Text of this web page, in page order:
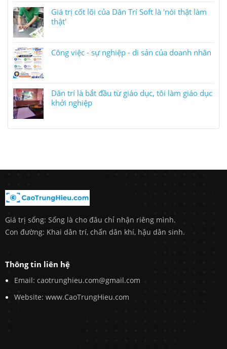
Giá trị cốt lõi của Dân Trí Soft là 'nói thật làm
thật'
Công việc - sự nghiệp - di sản của doanh nhân
Dân trí là bắt đầu từ giáo dục, tôi làm giáo dục
khởi nghiệp
Giá trị sống: Sống là cho đâu chỉ nhận riêng mình.
Con đường: Khai dân trí, chấn dân khí, hậu dân sinh.
Thông tin liên hệ
Email: caotrunghieu.com@gmail.com
Website: www.CaoTrungHieu.com